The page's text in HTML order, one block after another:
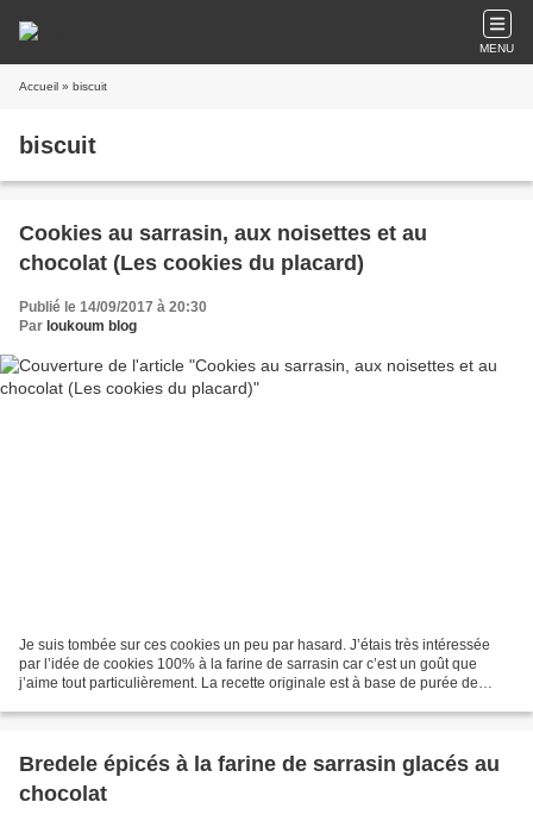
MENU
Accueil » biscuit
biscuit
Cookies au sarrasin, aux noisettes et au
chocolat (Les cookies du placard)
Publié le 14/09/2017 à 20:30
Par loukoum blog
Je suis tombée sur ces cookies un peu par hasard. J’étais très intéressée
par l’idée de cookies 100% à la farine de sarrasin car c’est un goût que
j’aime tout particulièrement. La recette originale est à base de purée de
Bredele épicés à la farine de sarrasin glacés au
chocolat